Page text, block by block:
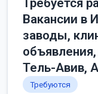
Требуется
Вакансии в
заводы,
Тель-Авив,
Требуются